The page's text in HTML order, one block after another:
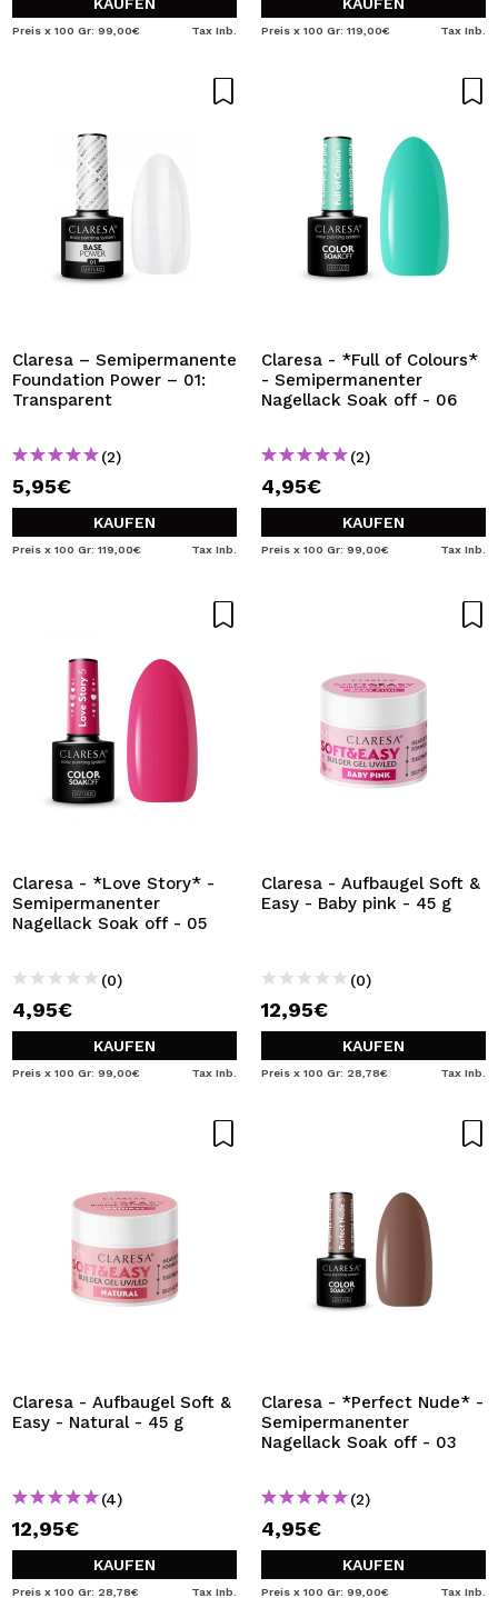
Preis x 100 Gr: 99,00€ Tax Inb. Preis x 100 Gr: 119,00€ Tax Inb.
Claresa – Semipermanente
Foundation Power – 01:
Transparent
(2)
5,95€
KAUFEN
Preis x 100 Gr: 119,00€ Tax Inb.
Claresa - *Full of Colours*
- Semipermanenter
Nagellack Soak off - 06
(2)
4,95€
KAUFEN
Preis x 100 Gr: 99,00€ Tax Inb.
Claresa - *Love Story* -
Semipermanenter
Nagellack Soak off - 05
(0)
4,95€
KAUFEN
Preis x 100 Gr: 99,00€ Tax Inb.
Claresa - Aufbaugel Soft &
Easy - Baby pink - 45 g
(0)
12,95€
KAUFEN
Preis x 100 Gr: 28,78€ Tax Inb.
Claresa - Aufbaugel Soft &
Easy - Natural - 45 g
(4)
12,95€
KAUFEN
Preis x 100 Gr: 28,78€ Tax Inb.
Claresa - *Perfect Nude* -
Semipermanenter
Nagellack Soak off - 03
(2)
4,95€
KAUFEN
Preis x 100 Gr: 99,00€ Tax Inb.